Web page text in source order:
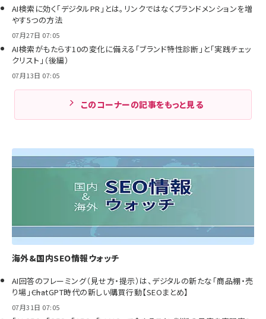
AI検索に効く「デジタルPR」とは。リンクではなくブランドメンションを増
やす5つの方法
07月27日 07:05
AI検索がもたらす10の変化に備える「ブランド特性診断」と「実践チェッ
クリスト」（後編）
07月13日 07:05
このコーナーの記事をもっと見る
海外&国内SEO情報ウォッチ
AI回答のフレーミング（見せ方・提示）は、デジタルの新たな「商品棚・売
り場」――ChatGPT時代の新しい購買行動【SEOまとめ】
07月31日 07:05